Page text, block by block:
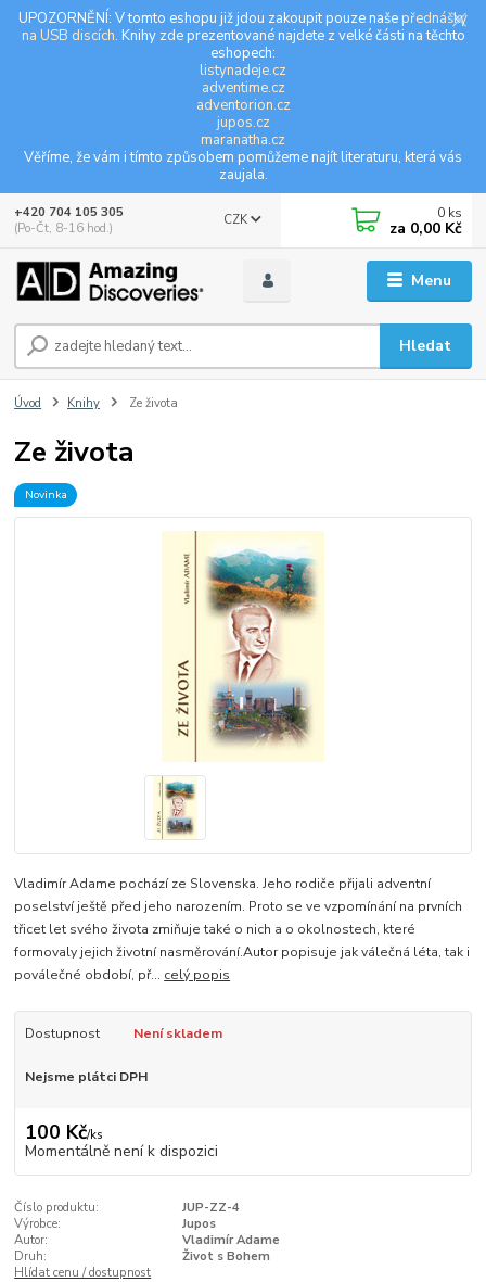
UPOZORNĚNÍ: V tomto eshopu již jdou zakoupit pouze naše přednášky
na USB discích. Knihy zde prezentované najdete z velké části na těchto
eshopech:
listynadeje.cz
adventime.cz
adventorion.cz
jupos.cz
maranatha.cz
Věříme, že vám i tímto způsobem pomůžeme najít literaturu, která vás
zaujala.
Menu
CZK
Hledat
+420 704 105 305
(Po-Čt, 8-16 hod.)
0 ks
za 0,00 Kč
Úvod Knihy Ze života
Ze života
Novinka
Vladimír Adame pochází ze Slovenska. Jeho rodiče přijali adventní
poselství ještě před jeho narozením. Proto se ve vzpomínání na prvních
třicet let svého života zmiňuje také o nich a o okolnostech, které
formovaly jejich životní nasměrování.Autor popisuje jak válečná léta, tak i
poválečné období, př... celý popis
Dostupnost Není skladem
Nejsme plátci DPH
100 Kč/ks
Momentálně není k dispozici
Číslo produktu:
JUP-ZZ-4
Výrobce:
Jupos
Autor:
Vladimír Adame
Druh:
Život s Bohem
Hlídat cenu / dostupnost